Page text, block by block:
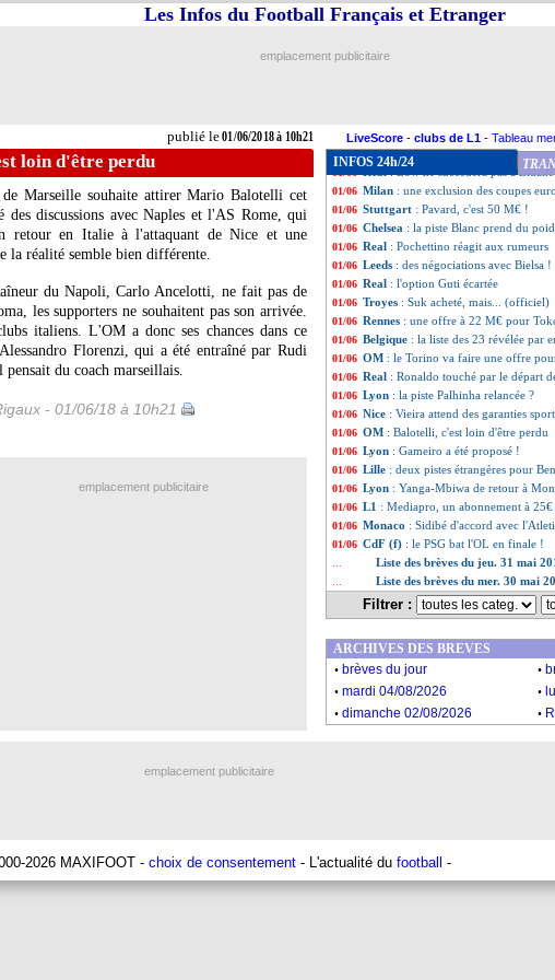
publié le01/06/2018 à 10h21
Les Infos du Football Français et Etranger
emplacement publicitaire
LiveScore - clubs de L1 - Tableau
loin d'être perdu
Marseille souhaite attirer Mario Balotelli cet
discussions avec Naples et l'AS Rome, qui
retour en Italie à l'attaquant de Nice et une
la réalité semble bien différente.
du Napoli, Carlo Ancelotti, ne fait pas de
les supporters ne souhaitent pas son arrivée.
italiens. L'OM a donc ses chances dans ce
Florenzi, qui a été entraîné par Rudi
du coach marseillais.
- 01/06/18 à 10h21
INFOS 24h/24
01/06 OM: Arema suspend les discussions
01/06 Real: Zidane, la déception de Vinicius
01/06 Monaco
01/06 Real: Kroos vend ses crampons de
01/06 Angers: Bahoken, ça chauffe !
: Löw ne succédera pas à Zidane
01/06 Milan : une exclusion des coupes
01/06 Stuttgart : Pavard, c'est 50 M€ !
01/06 Chelsea : la piste Blanc prend du
01/06 Real : Pochettino réagit aux rumeurs
01/06 Leeds : des négociations avec Bielsa !
01/06 Real : l'option Guti écartée
01/06 Troyes : Suk acheté, mais... (officiel)
01/06 Rennes : une offre à 22 M€ pour
01/06 Belgique : la liste des 23 révélée par
01/06 OM : le Torino va faire une offre
01/06 Real : Ronaldo touché par le départ
01/06 Lyon : la piste Palhinha relancée ?
01/06 Nice : Vieira attend des garanties
01/06 OM : Balotelli, c'est loin d'être perdu
01/06 Lyon : Gameiro a été proposé !
01/06 Lille : deux pistes étrangères pour
01/06 Lyon : Yanga-Mbiwa de retour à
01/06 L1 : Mediapro, un abonnement à
01/06 Monaco : Sidibé d'accord avec
01/06 CdF (f) : le PSG bat l'OL en finale !
Liste des brèves du jeu. 31 mai
Liste des brèves du mer. 30 mai
Filtrer :
emplacement publicitaire
ARCHIVES DES BREVES
. brèves du jour .
. mardi 04/08/2026 .
. dimanche 02/08/2026 .
emplacement publicitaire
2026 MAXIFOOT - choix de consentement - L'actualité du football -